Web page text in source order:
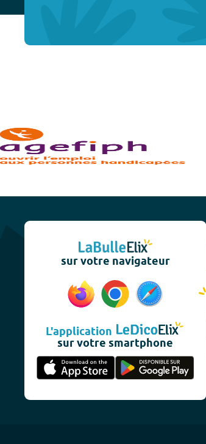
sur votre navigateur
L'application
sur votre smartphone